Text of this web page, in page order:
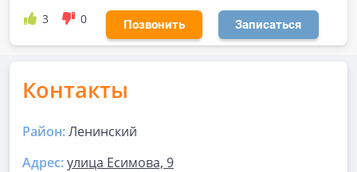
3 0 Позвонить Записаться
Контакты
Район:Ленинский
Адрес:улица Есимова, 9